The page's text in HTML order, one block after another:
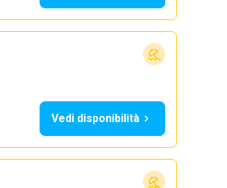
Vedi disponibilità